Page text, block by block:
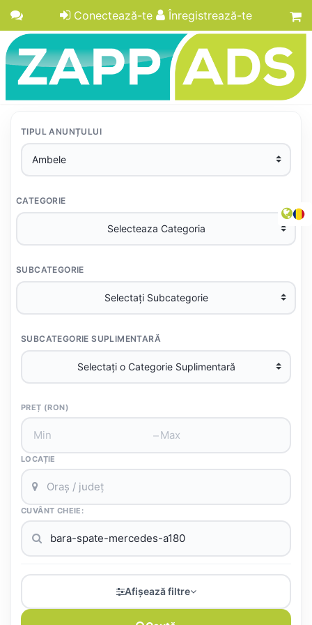
Conectează-te Înregistrează-te
TIPUL ANUNȚULUI
CATEGORIE
SUBCATEGORIE
SUBCATEGORIE SUPLIMENTARĂ
PREȚ (RON)
–
LOCAȚIE
CUVÂNT CHEIE:
Afișează filtre